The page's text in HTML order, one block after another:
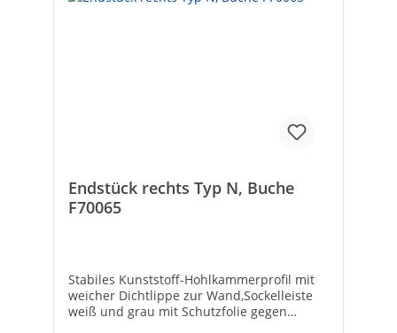
Endstück rechts Typ N, Buche
F70065
Stabiles Kunststoff-Hohlkammerprofil mit
weicher Dichtlippe zur Wand,Sockelleiste
weiß und grau mit Schutzfolie gegen